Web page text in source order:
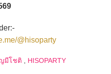
@hisoparty
มีโชติ HISOPARTY